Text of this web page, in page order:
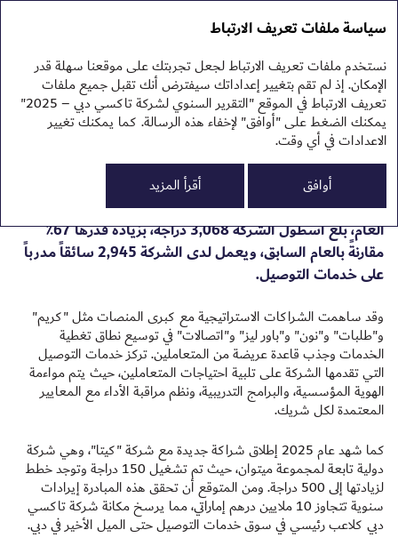
التقرير السنوي 2025
تقرير الاستدامة 2025
دراجات التوصيل
شهد قطاع دراجات التوصيل في شركة تاكسي دبي واحداً من
أسرع معدلات النمو خلال عام 2025، مدفوعاً بالطلب المتزايد
من منصات التجارة الإلكترونية وخدمات توصيل الطعام. وبنهاية
العام، بلغ أسطول الشركة 3,068 دراجة، بزيادة قدرها 67٪
مقارنةً بالعام السابق، ويعمل لدى الشركة 2,945 سائقاً مدرباً
على خدمات التوصيل.
وقد ساهمت الشراكات الاستراتيجية مع كبرى المنصات مثل "كريم"
و"طلبات" و"نون" و"باور ليز" و"اتصالات" في توسيع نطاق تغطية
الخدمات وجذب قاعدة عريضة من المتعاملين. تركز خدمات التوصيل
التي تقدمها الشركة على تلبية احتياجات المتعاملين، حيث يتم مواءمة
الهوية المؤسسية، والبرامج التدريبية، ونظم مراقبة الأداء مع المعايير
المعتمدة لكل شريك.
كما شهد عام 2025 إطلاق شراكة جديدة مع شركة "كيتا"، وهي شركة
دولية تابعة لمجموعة ميتوان، حيث تم تشغيل 150 دراجة وتوجد خطط
لزيادتها إلى 500 دراجة. ومن المتوقع أن تحقق هذه المبادرة إيرادات
سنوية تتجاوز 10 ملايين درهم إماراتي، مما يرسخ مكانة شركة تاكسي
دبي كلاعب رئيسي في سوق خدمات التوصيل حتى الميل الأخير في دبي.
سياسة ملفات تعريف الارتباط
نستخدم ملفات تعريف الارتباط لجعل تجربتك على موقعنا سهلة قدر
الإمكان. إذ لم تقم بتغيير إعداداتك سيفترض أنك تقبل جميع ملفات
تعريف الارتباط في الموقع "التقرير السنوي لشركة تاكسي دبي – 2025"
يمكنك الضغط على "أوافق" لإخفاء هذه الرسالة. كما يمكنك تغيير
الاعدادات في أي وقت.
أوافق
أقرأ المزيد